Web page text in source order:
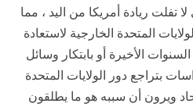
لا تفلت ريادة أمريكا من اليد ، مما
المتحدة الخارجية لاستعادة
الأخيرة أو بابتكار وسائل
بتراجع دور الولايات المتحدة
ويرون أن سببه هو ما يطلقون